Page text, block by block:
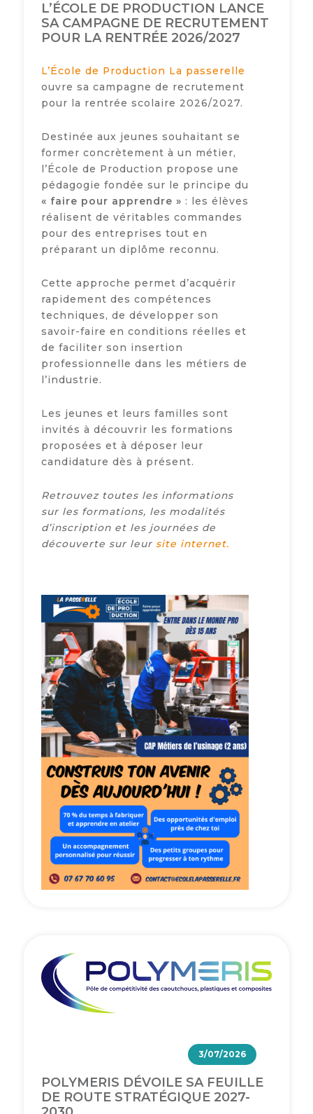
L’ÉCOLE DE PRODUCTION LANCE
SA CAMPAGNE DE RECRUTEMENT
POUR LA RENTRÉE 2026/2027
L’École de Production La passerelle
ouvre sa campagne de recrutement
pour la rentrée scolaire 2026/2027.
Destinée aux jeunes souhaitant se
former concrètement à un métier,
l’École de Production propose une
pédagogie fondée sur le principe du
« faire pour apprendre » : les élèves
réalisent de véritables commandes
pour des entreprises tout en
préparant un diplôme reconnu.
Cette approche permet d’acquérir
rapidement des compétences
techniques, de développer son
savoir-faire en conditions réelles et
de faciliter son insertion
professionnelle dans les métiers de
l’industrie.
Les jeunes et leurs familles sont
invités à découvrir les formations
proposées et à déposer leur
candidature dès à présent.
Retrouvez toutes les informations
sur les formations, les modalités
d’inscription et les journées de
découverte sur leur site internet.
3/07/2026
POLYMERIS DÉVOILE SA FEUILLE
DE ROUTE STRATÉGIQUE 2027-